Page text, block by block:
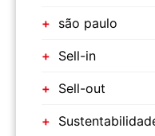
são paulo
Sell-in
Sell-out